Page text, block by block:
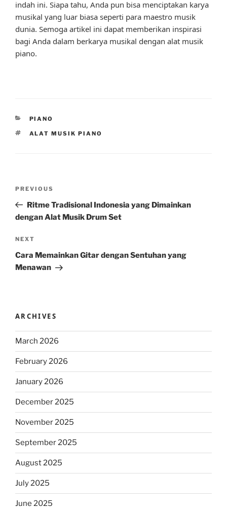
indah ini. Siapa tahu, Anda pun bisa menciptakan karya
musikal yang luar biasa seperti para maestro musik
dunia. Semoga artikel ini dapat memberikan inspirasi
bagi Anda dalam berkarya musikal dengan alat musik
piano.
CATEGORIES
PIANO
TAGS
ALAT MUSIK PIANO
Previous
Post
PREVIOUS
Ritme Tradisional Indonesia yang Dimainkan
dengan Alat Musik Drum Set
Next
Post
NEXT
Cara Memainkan Gitar dengan Sentuhan yang
Menawan
ARCHIVES
March 2026
February 2026
January 2026
December 2025
November 2025
September 2025
August 2025
July 2025
June 2025